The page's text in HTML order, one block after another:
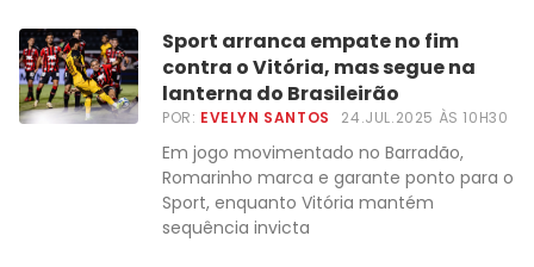
Sport arranca empate no fim
contra o Vitória, mas segue na
lanterna do Brasileirão
POR: EVELYN SANTOS 24.JUL.2025 ÀS 10H30
Em jogo movimentado no Barradão,
Romarinho marca e garante ponto para o
Sport, enquanto Vitória mantém
sequência invicta